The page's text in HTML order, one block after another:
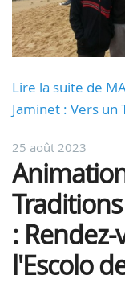
Lire la suite de
Jaminet : Vers un
25 août 2023
:
l'Escolo